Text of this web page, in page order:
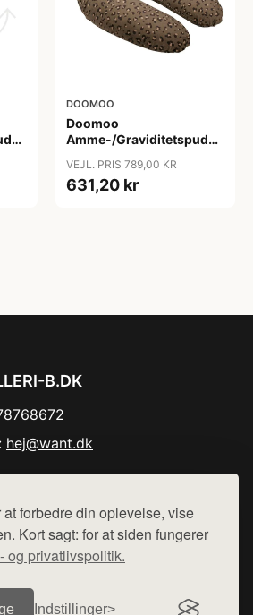
forbedre din oplevelse, vise
Kort sagt: for at siden fungerer
og privatlivspolitik.
Indstillinger
DOOMOO
Doomoo
Amme-/Graviditetspude
VEJL. PRIS 789,00 KR
631,20 kr
B.DK
hej@want.dk
side - vi henviser til de shops,